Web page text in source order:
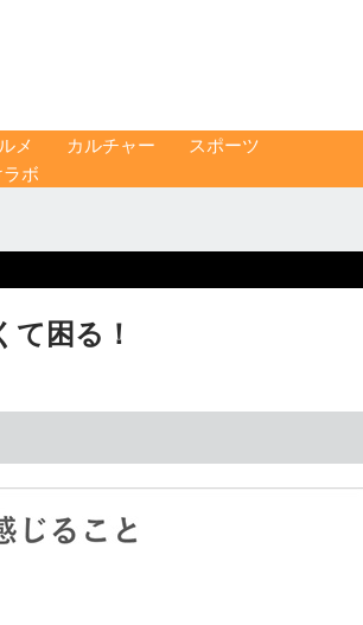
メ カルチャー
スポーツ
ボ
困る！